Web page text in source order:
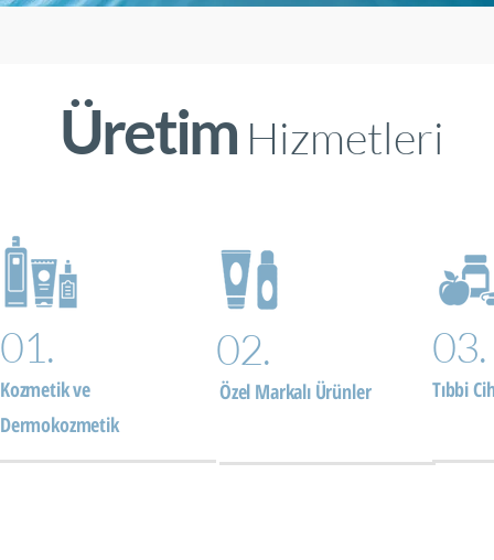
Üretim Hizmetleri
01.
Kozmetik ve
Dermokozmetik
02.
Özel Markalı Ürünler
03.
Tıbbi